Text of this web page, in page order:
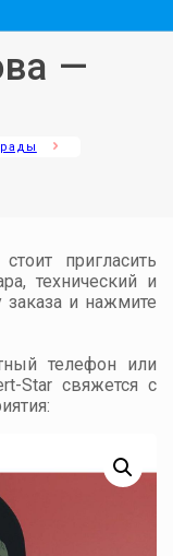
—
пригласить
технический и
и нажмите
телефон или
Star свяжется с